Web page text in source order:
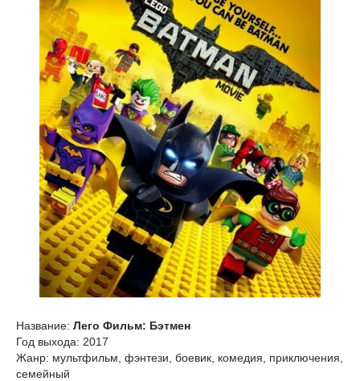
Название: Лего Фильм: Бэтмен
Год выхода: 2017
Жанр: мультфильм, фэнтези, боевик, комедия, приключения,
семейный